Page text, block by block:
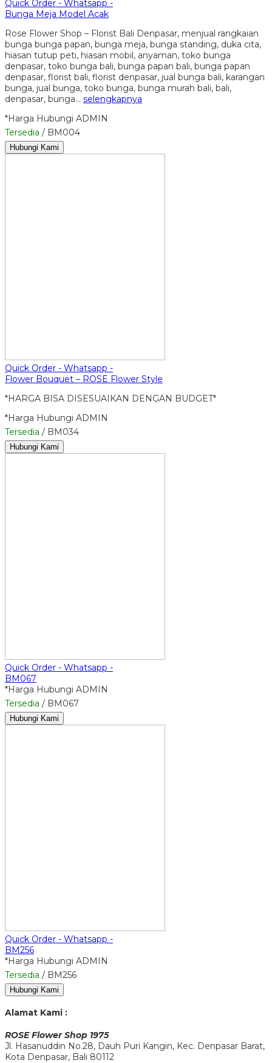
Quick Order - Whatsapp -
Bunga Meja Model Acak
Rose Flower Shop – Florist Bali Denpasar, menjual rangkaian
bunga bunga papan, bunga meja, bunga standing, duka cita,
hiasan tutup peti, hiasan mobil, anyaman, toko bunga
denpasar, toko bunga bali, bunga papan bali, bunga papan
denpasar, florist bali, florist denpasar, jual bunga bali, karangan
bunga, jual bunga, toko bunga, bunga murah bali, bali,
denpasar, bunga… selengkapnya
*Harga Hubungi ADMIN
Tersedia / BM004
Hubungi Kami
Quick Order - Whatsapp -
Flower Bouquet – ROSE Flower Style
*HARGA BISA DISESUAIKAN DENGAN BUDGET*
*Harga Hubungi ADMIN
Tersedia / BM034
Hubungi Kami
Quick Order - Whatsapp -
BM067
*Harga Hubungi ADMIN
Tersedia / BM067
Hubungi Kami
Quick Order - Whatsapp -
BM256
*Harga Hubungi ADMIN
Tersedia / BM256
Hubungi Kami
Alamat Kami :
ROSE Flower Shop 1975
Jl. Hasanuddin No.28, Dauh Puri Kangin, Kec. Denpasar Barat,
Kota Denpasar, Bali 80112